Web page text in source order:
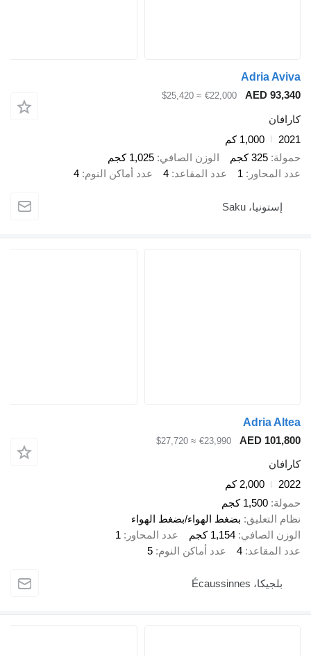
€22,000
≈ $25,420
كم
الوزن الصافي 1,025 كجم
1 عدد المقاعد 4 عدد أماكن النوم 4
€23,990
≈ $27,720
كم
كجم
بضغط الهواء/بضغط الهواء
1,154 كجم عدد المحاور 1
4 عدد أماكن النوم 5